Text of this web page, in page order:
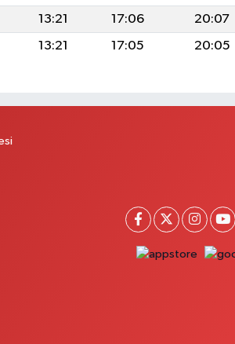
13:21 17:06 20:07
13:21 17:05 20:05